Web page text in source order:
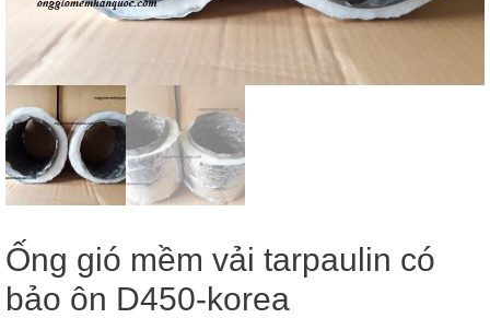
Ống gió mềm vải tarpaulin có
bảo ôn D450-korea